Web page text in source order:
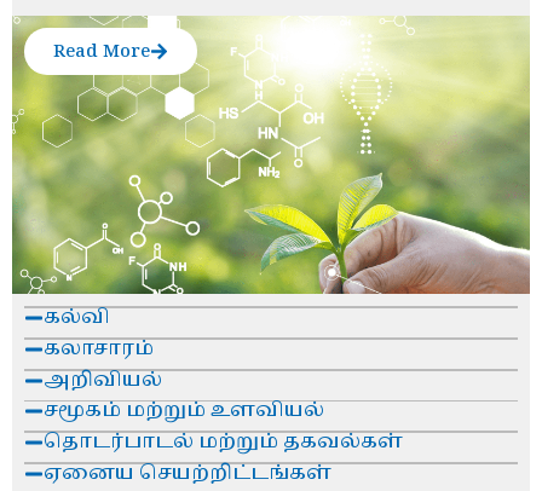
Read More
கல்வி
கலாசாரம்
அறிவியல்
சமூகம் மற்றும் உளவியல்
தொடர்பாடல் மற்றும் தகவல்கள்
ஏனைய செயற்றிட்டங்கள்